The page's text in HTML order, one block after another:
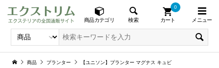
商品カテゴリ 検索 カート
0
メニュー
商品 プランター 【ユニソン】プランター マグナス キュビ